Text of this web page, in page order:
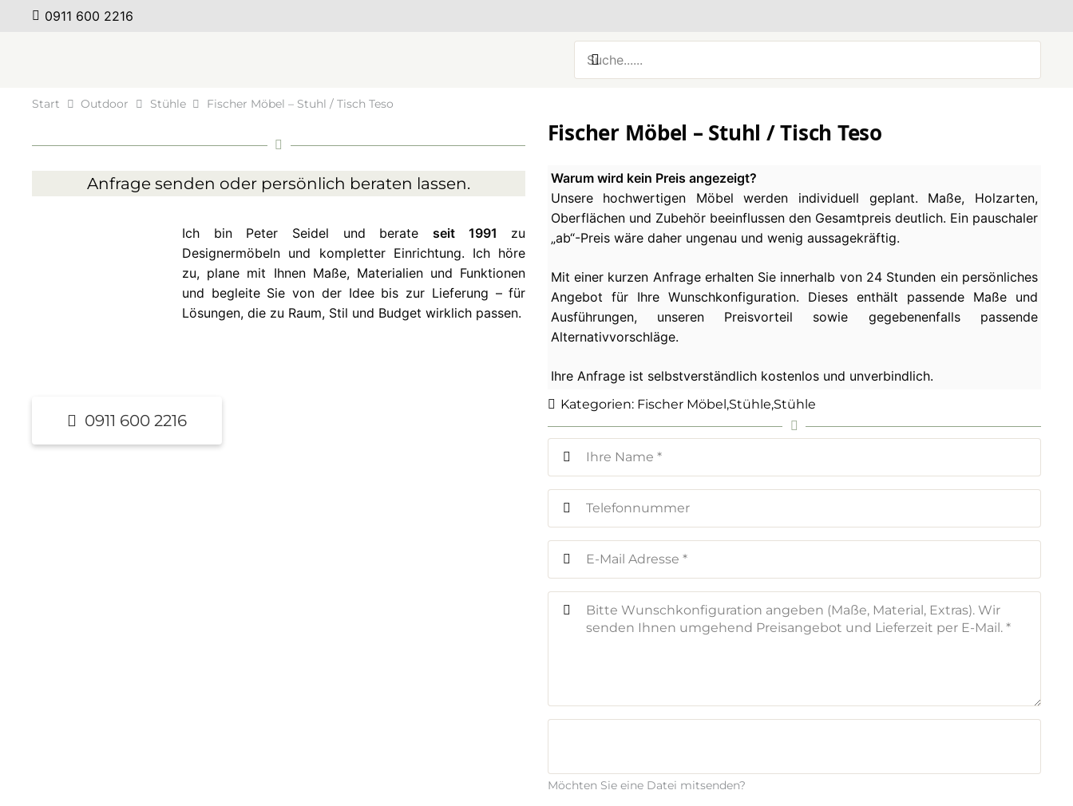
0911 600 2216
Start Outdoor Stühle Fischer Möbel – Stuhl / Tisch Teso
Anfrage senden oder persönlich beraten lassen.
Ich bin Peter Seidel und berateseit 1991 zu
Designermöbeln und kompletter Einrichtung. Ich höre
zu, plane mit Ihnen Maße, Materialien und Funktionen
und begleite Sie von der Idee bis zur Lieferung – für
Lösungen, die zu Raum, Stil und Budget wirklich passen.
0911 600 2216
Fischer Möbel – Stuhl / Tisch Teso
Warum wird kein Preis angezeigt?
Unsere hochwertigen Möbel werden individuell geplant. Maße, Holzarten,
Oberflächen und Zubehör beeinflussen den Gesamtpreis deutlich. Ein pauschaler
„ab“-Preis wäre daher ungenau und wenig aussagekräftig.
Mit einer kurzen Anfrage erhalten Sie innerhalb von 24 Stunden ein persönliches
Angebot für Ihre Wunschkonfiguration. Dieses enthält passende Maße und
Ausführungen, unseren Preisvorteil sowie gegebenenfalls passende
Alternativvorschläge.
Ihre Anfrage ist selbstverständlich kostenlos und unverbindlich.
Kategorien: Fischer Möbel,Stühle,Stühle
Möchten Sie eine Datei mitsenden?